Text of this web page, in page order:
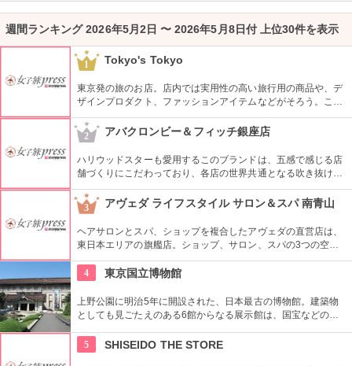
週間ランキング 2026年5月2日 〜 2026年5月8日付 上位30件を表示
1 Tokyo's Tokyo
東京発の旅のお店。店内では実用性の高い旅行用の商品や、デ
ザインプロダクト、ファッションアイテムなどがそろう。これ
らの商品はお土産などをキーワードに、地域ごとにセグメント
されている。
2 アバクロンビー＆フィッチ銀座店
ハリウッドスターも愛用するこのブランドは、五感で感じる店
舗づくりにこだわっており、各店の世界共通となる吹き抜けの
階段部壁面には、アバクロの世界の旗艦店の中で最大の巨大な
壁面を描き刺激的でエネルギッシュな店舗空間を演出してい
る。
3 アヴェダ ライフスタイル サロン＆スパ 南青山
ヘアサロンとスパ、ショップを複合したアヴェダの直営店は、
東日本エリアの旗艦店。ショップ、サロン、スパの3つの空間
ではピュアな花々や植物エッセンスの製品とアロマが織りなす
豊かな時間の中、リラックスしてお過ごしいただけます。
4 東京国立博物館
上野公園に明治5年に開設された、日本最古の博物館。建築物
としても見ごたえのある6館からなる展示館は、国宝などの歴
す。オリジナルグッズを販売するミュージアムショップや食事
もできるカフェなども併設されています。
5 SHISEIDO THE STORE